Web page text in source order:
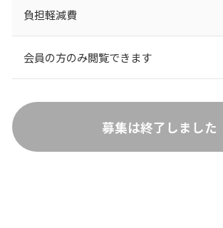
負担軽減費
会員の方のみ閲覧できます
募集は終了しました